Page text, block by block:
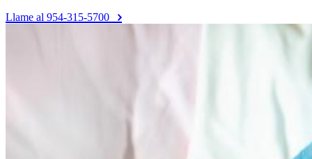
Llame al 954-315-5700